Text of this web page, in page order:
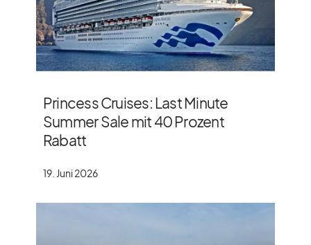
Princess Cruises: Last Minute
Summer Sale mit 40 Prozent
Rabatt
19. Juni 2026